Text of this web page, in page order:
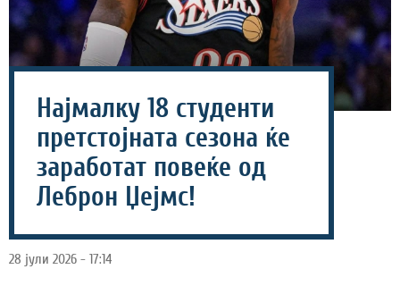
Најмалку 18 студенти
претстојната сезона ќе
заработат повеќе од
Леброн Џејмс!
28 јули 2026 - 17:14